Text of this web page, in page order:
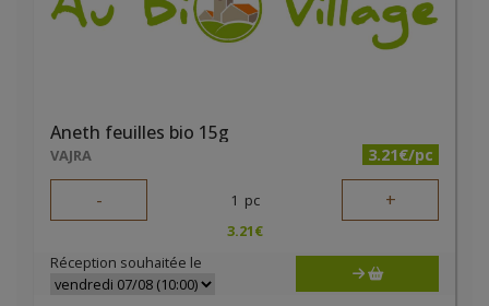
Aneth feuilles bio 15g
VAJRA 3.21€/pc
- 1 pc +
3.21€
Réception souhaitée le